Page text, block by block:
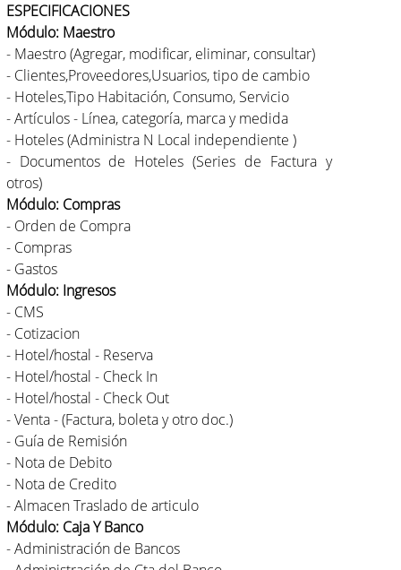
ESPECIFICACIONES
Módulo: Maestro
- Maestro (Agregar, modificar, eliminar, consultar)
- Clientes,Proveedores,Usuarios, tipo de cambio
- Hoteles,Tipo Habitación, Consumo, Servicio
- Artículos - Línea, categoría, marca y medida
- Hoteles (Administra N Local independiente )
- Documentos de Hoteles (Series de Factura y
otros)
Módulo: Compras
- Orden de Compra
- Compras
- Gastos
Módulo: Ingresos
- CMS
- Cotizacion
- Hotel/hostal - Reserva
- Hotel/hostal - Check In
- Hotel/hostal - Check Out
- Venta - (Factura, boleta y otro doc.)
- Guía de Remisión
- Nota de Debito
- Nota de Credito
- Almacen Traslado de articulo
Módulo: Caja Y Banco
- Administración de Bancos